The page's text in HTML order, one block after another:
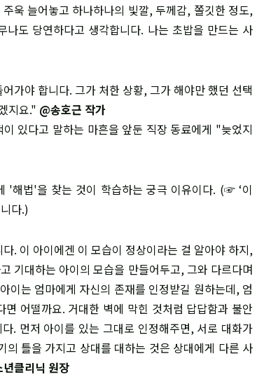
욱 늘어놓고 하나하나의 빛깔, 두께감, 쫄깃한 정도,
도 당연하다고 생각합니다. 나는 초밥을 만드는 사
가야 합니다. 그가 처한 상황, 그가 해야만 했던 선택
지요." @송호근 작가
있다고 말하는 마흔을 앞둔 직장 동료에게 "늦었지
법'을 찾는 것이 학습하는 궁극 이유이다. (☞ ‘이
다.)
. 이 아이에겐 이 모습이 정상이라는 걸 알아야 하지,
기대하는 아이의 모습을 만들어두고, 그와 다르다며
이는 엄마에게 자신의 존재를 인정받길 원하는데, 엄
어떨까요. 거대한 벽에 막힌 것처럼 답답함과 불안
. 먼저 아이를 있는 그대로 인정해주면, 서로 대화가
틀을 가지고 상대를 대하는 것은 상대에게 다른 사
클리닉 원장